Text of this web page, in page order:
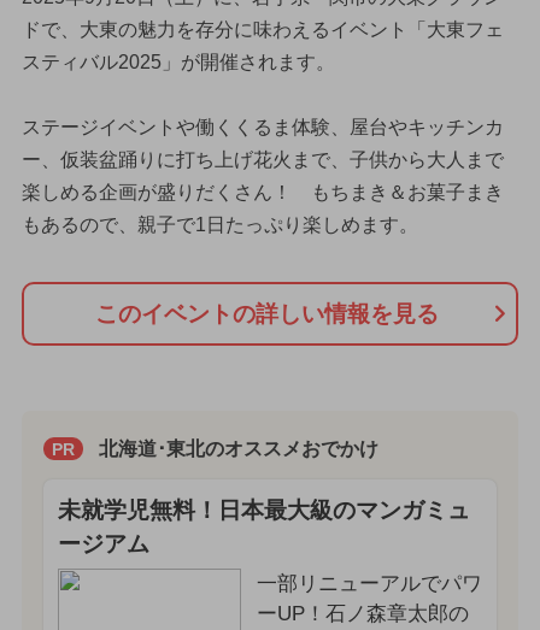
ドで、大東の魅力を存分に味わえるイベント「大東フェ
スティバル2025」が開催されます。
ステージイベントや働くくるま体験、屋台やキッチンカ
ー、仮装盆踊りに打ち上げ花火まで、子供から大人まで
楽しめる企画が盛りだくさん！ もちまき＆お菓子まき
もあるので、親子で1日たっぷり楽しめます。
このイベントの詳しい情報を見る
PR 北海道･東北のオススメおでかけ
未就学児無料！日本最大級のマンガミュ
ージアム
一部リニューアルでパワ
ーUP！石ノ森章太郎の